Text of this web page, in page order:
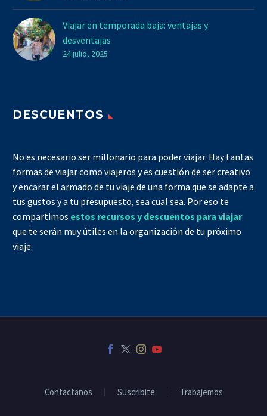
Viajar en temporada baja: ventajas y
desventajas
24 julio, 2025
DESCUENTOS
No es necesario ser millonario para poder viajar. Hay tantas
formas de viajar como viajeros y es cuestión de ser creativo
y encarar el armado de tu viaje de una forma que se adapte a
tus gustos y a tu presupuesto, sea cual sea. Por eso te
compartimos estos recursos y descuentos para viajar
que te serán muy útiles en la organización de tu próximo
viaje.
Contactanos Suscribite Trabajemos